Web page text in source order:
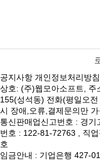
공지사항 개인정보처리방침
상호: (주)웹모아소프트, 주
155(성석동) 전화(평일오
시 장애,오류,결제문의만
통신판매업신고번호 : 경
번호 : 122-81-72763 , 직
호
임금안내 : 기업은행 427-